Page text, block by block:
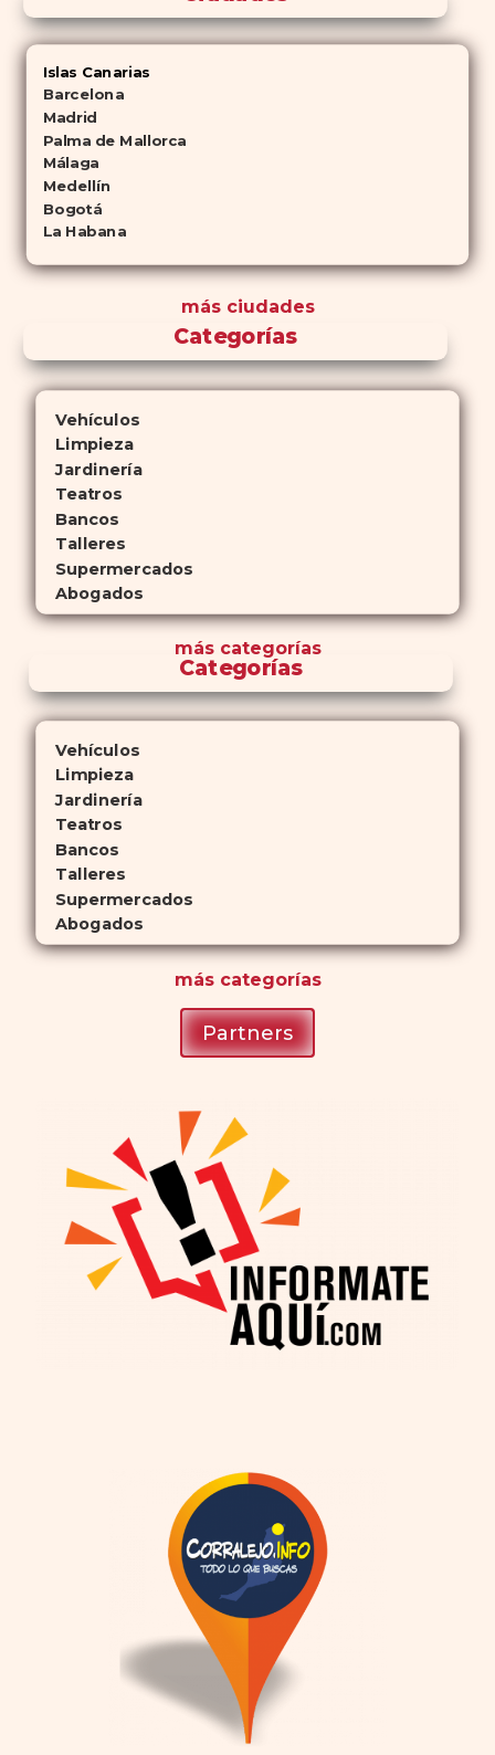
Islas Canarias
Barcelona
Madrid
Palma de Mallorca
Málaga
Medellín
Bogotá
La Habana
más ciudades
Categorías
Vehículos
Limpieza
Jardinería
Teatros
Bancos
Talleres
Supermercados
Abogados
máscategorías
Categorías
Vehículos
Limpieza
Jardinería
Teatros
Bancos
Talleres
Supermercados
Abogados
máscategorías
Partners